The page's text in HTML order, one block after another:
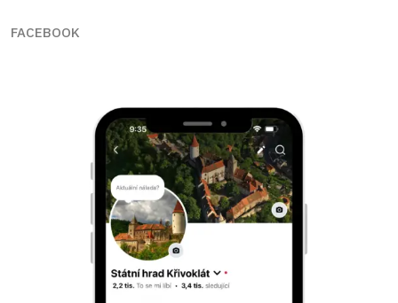
FACEBOOK